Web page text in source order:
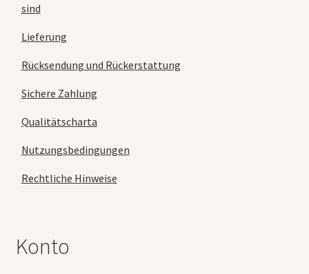
sind
Lieferung
Rücksendung und Rückerstattung
Sichere Zahlung
Qualitätscharta
Nutzungsbedingungen
Rechtliche Hinweise
Konto